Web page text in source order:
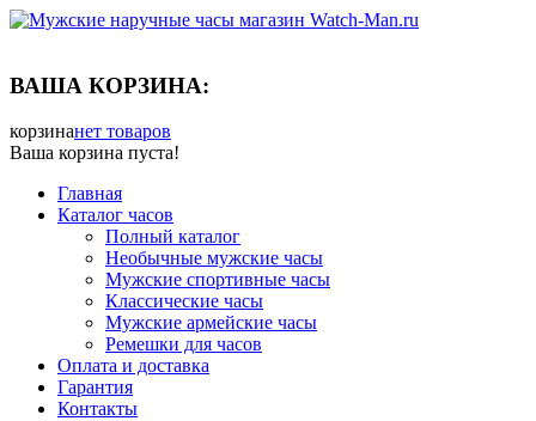
ВАША КОРЗИНА:
корзинанет товаров
Ваша корзина пуста!
Главная
Каталог часов
Полный каталог
Необычные мужские часы
Мужские спортивные часы
Классические часы
Мужские армейские часы
Ремешки для часов
Оплата и доставка
Гарантия
Контакты